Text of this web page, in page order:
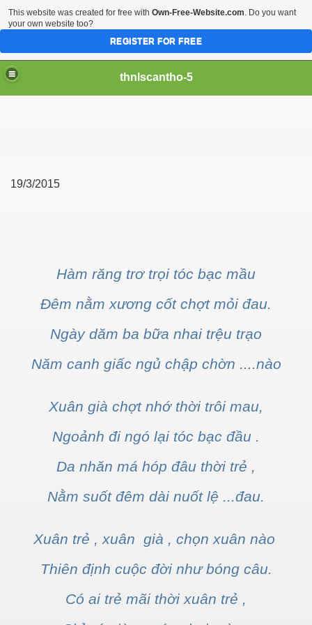
thnlscantho-5
19/3/2015
Hàm răng trơ trọi tóc bạc mầu
Đêm nằm xương cốt chợt mỏi đau.
Ngày dăm ba bữa nhai trệu trạo
Năm canh giấc ngủ chập chờn ....nào
Xuân già chợt nhớ thời trôi mau,
Ngoảnh đi ngó lại tóc bạc đầu .
Da nhăn má hóp đâu thời trẻ ,
Nằm suốt đêm dài nuốt lệ ...đau.
Xuân trẻ , xuân già , chọn xuân nào
Thiên định cuộc đời như bóng câu.
Có ai trẻ mãi thời xuân trẻ ,
This website was created for free with Own-Free-Website.com. Do you want
your own website too?
REGISTER FOR FREE